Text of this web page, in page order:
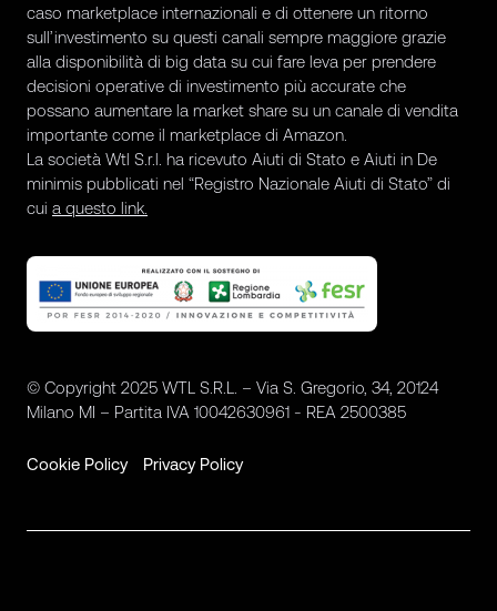
caso marketplace internazionali e di ottenere un ritorno
sull’investimento su questi canali sempre maggiore grazie
alla disponibilità di big data su cui fare leva per prendere
decisioni operative di investimento più accurate che
possano aumentare la market share su un canale di vendita
importante come il marketplace di Amazon.
La società Wtl S.r.l. ha ricevuto Aiuti di Stato e Aiuti in De
minimis pubblicati nel “Registro Nazionale Aiuti di Stato” di
cui a questo link.
© Copyright 2025 WTL S.R.L. – Via S. Gregorio, 34, 20124
Milano MI – Partita IVA 10042630961 - REA 2500385
Cookie Policy Privacy Policy